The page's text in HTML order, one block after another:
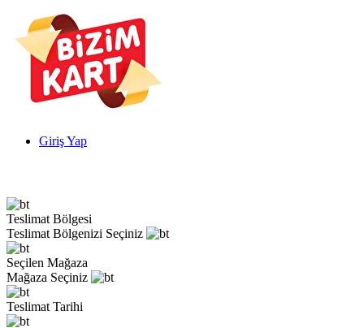
Giriş Yap
Teslimat Bölgesi
Teslimat Bölgenizi Seçiniz
Seçilen Mağaza
Mağaza Seçiniz
Teslimat Tarihi